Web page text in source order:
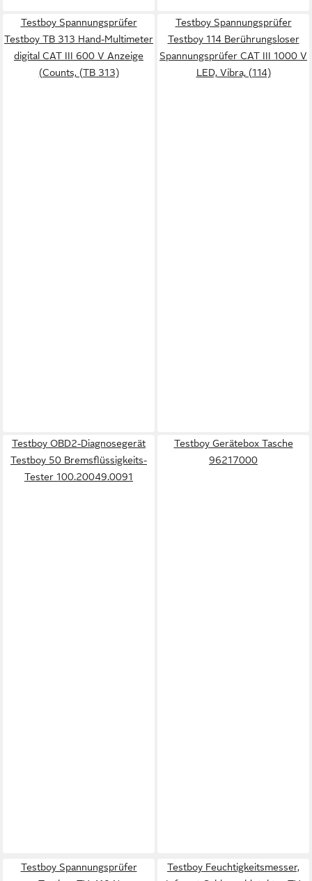
Testboy Spannungsprüfer
Testboy TB 313 Hand-Multimeter
digital CAT III 600 V Anzeige
(Counts, (TB 313)
Testboy Spannungsprüfer
Testboy 114 Berührungsloser
Spannungsprüfer CAT III 1000 V
LED, Vibra, (114)
Testboy OBD2-Diagnosegerät
Testboy 50 Bremsflüssigkeits-
Tester 100.20049.0091
Testboy Gerätebox Tasche
96217000
Testboy Spannungsprüfer
Testboy Feuchtigkeitsmesser,